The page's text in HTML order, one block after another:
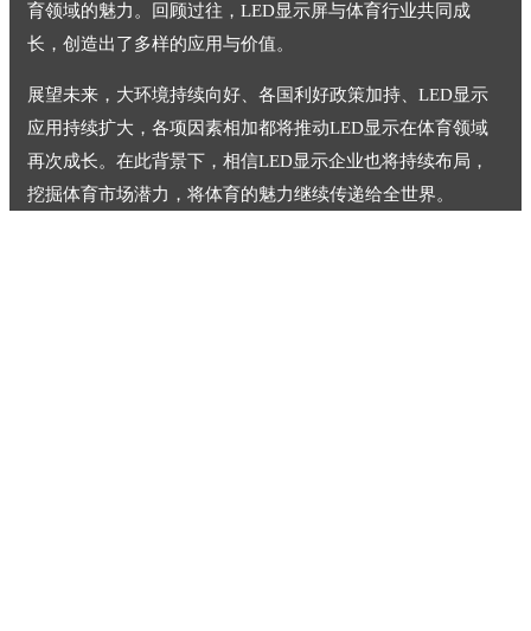
育领域的魅力。回顾过往，LED显示屏与体育行业共同成
长，创造出了多样的应用与价值。
展望未来，大环境持续向好、各国利好政策加持、LED显示
应用持续扩大，各项因素相加都将推动LED显示在体育领域
再次成长。在此背景下，相信LED显示企业也将持续布局，
挖掘体育市场潜力，将体育的魅力继续传递给全世界。